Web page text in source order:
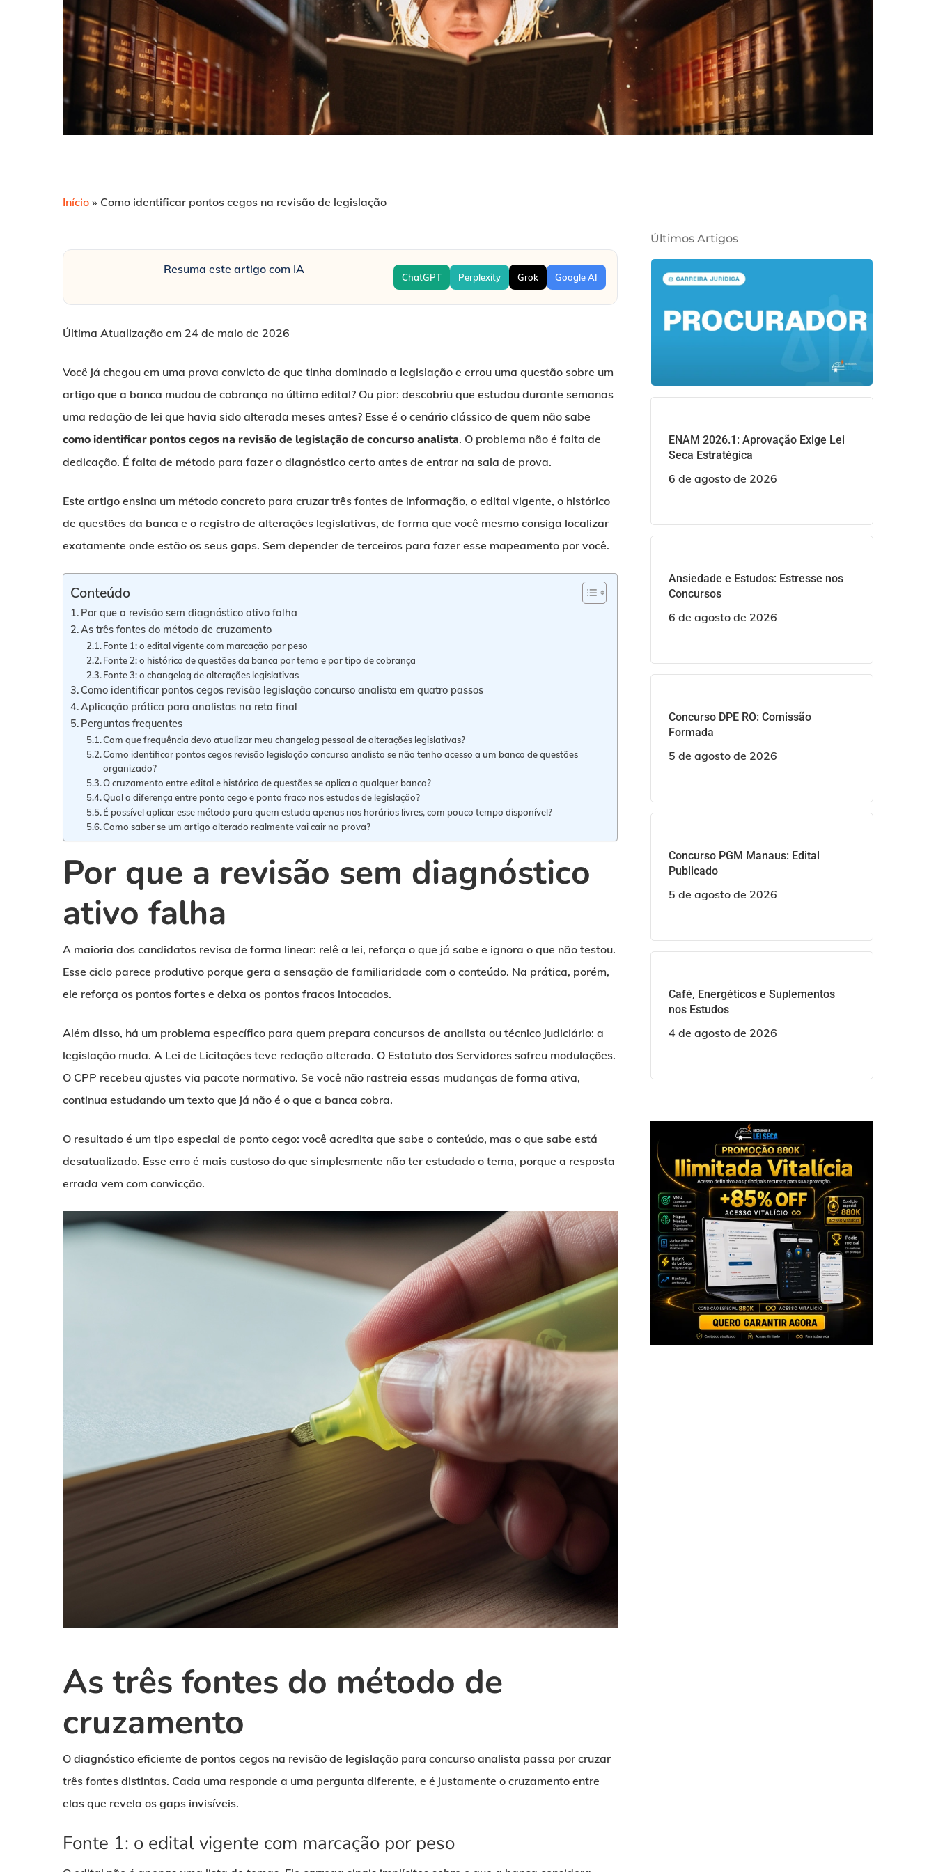
Início » Como identificar pontos cegos na revisão de legislação
Resuma este artigo com IA
ChatGPT Perplexity Grok Google AI
Última Atualização em 24 de maio de 2026
Você já chegou em uma prova convicto de que tinha dominado a legislação e errou uma questão sobre um
artigo que a banca mudou de cobrança no último edital? Ou pior: descobriu que estudou durante semanas
uma redação de lei que havia sido alterada meses antes? Esse é o cenário clássico de quem não sabe
como identificar pontos cegos na revisão de legislação de concurso analista. O problema não é falta de
dedicação. É falta de método para fazer o diagnóstico certo antes de entrar na sala de prova.
Este artigo ensina um método concreto para cruzar três fontes de informação, o edital vigente, o histórico
de questões da banca e o registro de alterações legislativas, de forma que você mesmo consiga localizar
exatamente onde estão os seus gaps. Sem depender de terceiros para fazer esse mapeamento por você.
Conteúdo
Por que a revisão sem diagnóstico ativo falha
As três fontes do método de cruzamento
Fonte 1: o edital vigente com marcação por peso
Fonte 2: o histórico de questões da banca por tema e por tipo de cobrança
Fonte 3: o changelog de alterações legislativas
Como identificar pontos cegos revisão legislação concurso analista em quatro passos
Aplicação prática para analistas na reta final
Perguntas frequentes
Com que frequência devo atualizar meu changelog pessoal de alterações legislativas?
Como identificar pontos cegos revisão legislação concurso analista se não tenho acesso a um banco de questões
organizado?
O cruzamento entre edital e histórico de questões se aplica a qualquer banca?
Qual a diferença entre ponto cego e ponto fraco nos estudos de legislação?
É possível aplicar esse método para quem estuda apenas nos horários livres, com pouco tempo disponível?
Como saber se um artigo alterado realmente vai cair na prova?
Por que a revisão sem diagnóstico
ativo falha
A maioria dos candidatos revisa de forma linear: relê a lei, reforça o que já sabe e ignora o que não testou.
Esse ciclo parece produtivo porque gera a sensação de familiaridade com o conteúdo. Na prática, porém,
ele reforça os pontos fortes e deixa os pontos fracos intocados.
Além disso, há um problema específico para quem prepara concursos de analista ou técnico judiciário: a
legislação muda. A Lei de Licitações teve redação alterada. O Estatuto dos Servidores sofreu modulações.
O CPP recebeu ajustes via pacote normativo. Se você não rastreia essas mudanças de forma ativa,
continua estudando um texto que já não é o que a banca cobra.
O resultado é um tipo especial de ponto cego: você acredita que sabe o conteúdo, mas o que sabe está
desatualizado. Esse erro é mais custoso do que simplesmente não ter estudado o tema, porque a resposta
errada vem com convicção.
As três fontes do método de
cruzamento
O diagnóstico eficiente de pontos cegos na revisão de legislação para concurso analista passa por cruzar
três fontes distintas. Cada uma responde a uma pergunta diferente, e é justamente o cruzamento entre
elas que revela os gaps invisíveis.
Fonte 1: o edital vigente com marcação por peso
Últimos Artigos
ENAM 2026.1: Aprovação Exige Lei
Seca Estratégica
6 de agosto de 2026
Ansiedade e Estudos: Estresse nos
Concursos
6 de agosto de 2026
Concurso DPE RO: Comissão
Formada
5 de agosto de 2026
Concurso PGM Manaus: Edital
Publicado
5 de agosto de 2026
Café, Energéticos e Suplementos
nos Estudos
4 de agosto de 2026